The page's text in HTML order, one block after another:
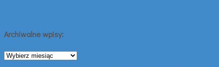
Archiwalne wpisy:
Archiwalne